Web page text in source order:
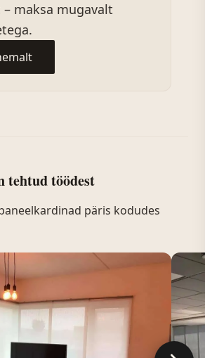
maksa mugavalt
tehtud töödest
päris kodudes